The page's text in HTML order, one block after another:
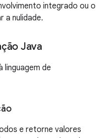
integrado ou o
a nulidade.
Java
linguagem de
e retorne valores